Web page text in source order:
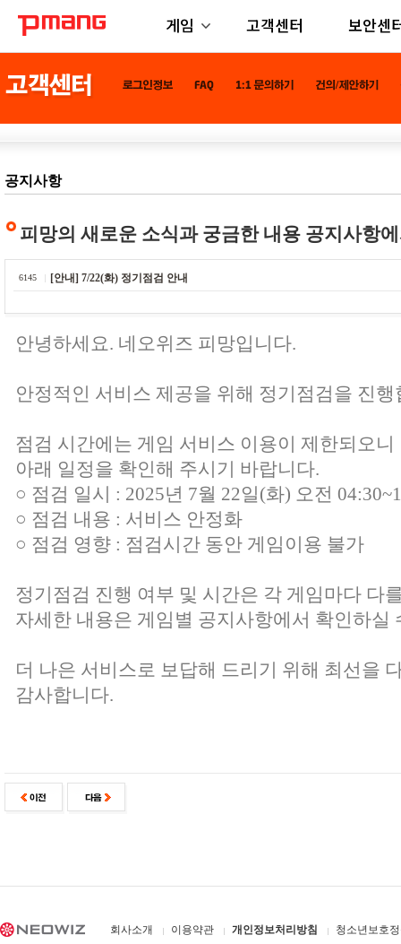
게임 고객센터 보안센
공지사항
피망의 새로운 소식과 궁금한 내용 공지사항
6145 [안내] 7/22(화) 정기점검 안내
안녕하세요. 네오위즈 피망입니다.
안정적인 서비스 제공을 위해 정기점검을 진행
점검 시간에는 게임 서비스 이용이 제한되오니
아래 일정을 확인해 주시기 바랍니다.
○ 점검 일시 : 2025년 7월 22일(화) 오전
○ 점검 내용 : 서비스 안정화
○ 점검 영향 : 점검시간 동안 게임이용 불가
정기점검 진행 여부 및 시간은 각 게임마다 다
자세한 내용은 게임별 공지사항에서 확인하실
더 나은 서비스로 보답해 드리기 위해 최선을
감사합니다.
회사소개 이용약관 개인정보처리방침 청소년보호